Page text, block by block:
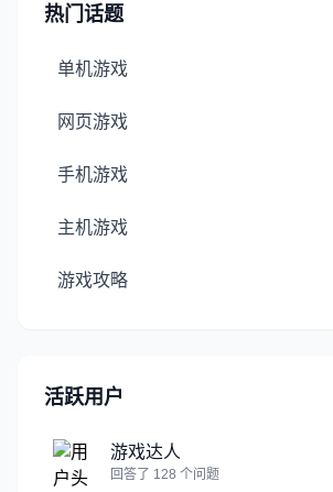
热门话题
单机游戏
网页游戏
手机游戏
主机游戏
游戏攻略
活跃用户
游戏达人
回答了 128 个问题